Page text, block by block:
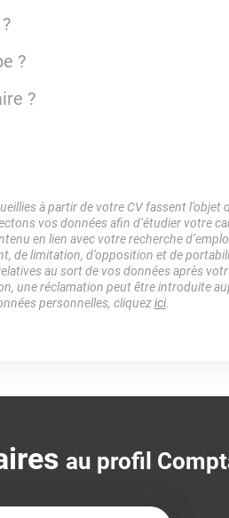
?
?
à partir de votre CV fassent l’objet
vos données afin d’étudier votre
en lien avec votre recherche
de limitation, d’opposition et de
au sort de vos données après
une réclamation peut être introduite
personnelles, cliquezici.
au profil